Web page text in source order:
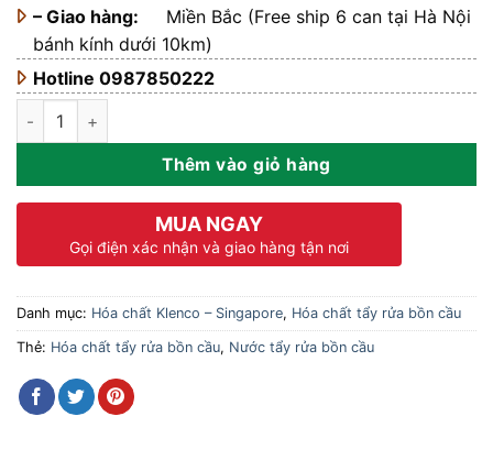
– Giao hàng: Miền Bắc (Free ship 6 can tại Hà Nội
bánh kính dưới 10km)
Hotline 0987850222
Nước tẩy rửa bồn cầu Power Bac - Can 5L số lượng
Thêm vào giỏ hàng
MUA NGAY
Gọi điện xác nhận và giao hàng tận nơi
Danh mục: Hóa chất Klenco – Singapore, Hóa chất tẩy rửa bồn cầu
Thẻ: Hóa chất tẩy rửa bồn cầu, Nước tẩy rửa bồn cầu